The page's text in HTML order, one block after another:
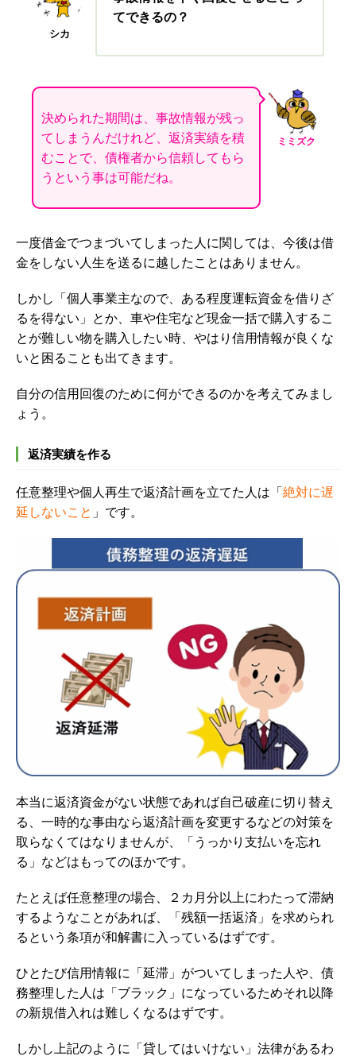
シカ
てできるの？
ミミズク
決められた期間は、事故情報が残っ
てしまうんだけれど、返済実績を積
むことで、債権者から信頼してもら
うという事は可能だね。
一度借金でつまづいてしまった人に関しては、今後は借
金をしない人生を送るに越したことはありません。
しかし「個人事業主なので、ある程度運転資金を借りざ
るを得ない」とか、車や住宅など現金一括で購入するこ
とが難しい物を購入したい時、やはり信用情報が良くな
いと困ることも出てきます。
自分の信用回復のために何ができるのかを考えてみまし
ょう。
返済実績を作る
任意整理や個人再生で返済計画を立てた人は「 絶対に遅
延しないこと 」です。
本当に返済資金がない状態であれば自己破産に切り替え
る、一時的な事由なら返済計画を変更するなどの対策を
取らなくてはなりませんが、「うっかり支払いを忘れ
る」などはもってのほかです。
たとえば任意整理の場合、２カ月分以上にわたって滞納
するようなことがあれば、「残額一括返済」を求められ
るという条項が和解書に入っているはずです。
ひとたび信用情報に「延滞」がついてしまった人や、債
務整理した人は「ブラック」になっているためそれ以降
の新規借入れは難しくなるはずです。
しかし上記のように「貸してはいけない」法律があるわ